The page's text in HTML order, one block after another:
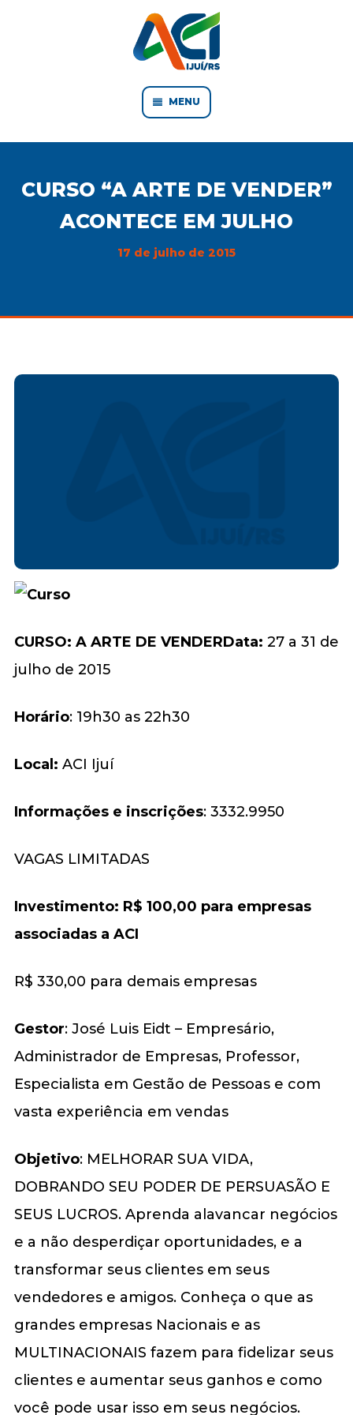
MENU
CURSO “A ARTE DE VENDER”
ACONTECE EM JULHO
17 de julho de 2015
CURSO: A ARTE DE VENDERData: 27 a 31 de
julho de 2015
Horário: 19h30 as 22h30
Local: ACI Ijuí
Informações e inscrições: 3332.9950
VAGAS LIMITADAS
Investimento: R$ 100,00 para empresas
associadas a ACI
R$ 330,00 para demais empresas
Gestor: José Luis Eidt – Empresário,
Administrador de Empresas, Professor,
Especialista em Gestão de Pessoas e com
vasta experiência em vendas
Objetivo: MELHORAR SUA VIDA,
DOBRANDO SEU PODER DE PERSUASÃO E
SEUS LUCROS. Aprenda alavancar negócios
e a não desperdiçar oportunidades, e a
transformar seus clientes em seus
vendedores e amigos. Conheça o que as
grandes empresas Nacionais e as
MULTINACIONAIS fazem para fidelizar seus
clientes e aumentar seus ganhos e como
você pode usar isso em seus negócios.